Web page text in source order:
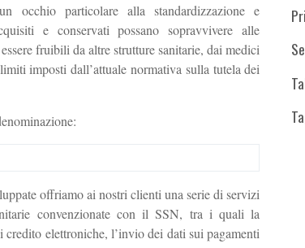
particolare alla standardizzazione e
e conservati possano sopravvivere alle
fruibili da altre strutture sanitarie, dai medici
imposti dall’attuale normativa sulla tutela dei
offriamo ai nostri clienti una serie di servizi
convenzionate con il SSN, tra i quali la
elettroniche, l’invio dei dati sui pagamenti